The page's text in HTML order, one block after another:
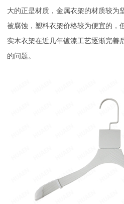
大的正是材质，金属衣架的材质较为
被腐蚀，塑料衣架价格较为便宜的，
实木衣架在近几年镀漆工艺逐渐完善
的问题。